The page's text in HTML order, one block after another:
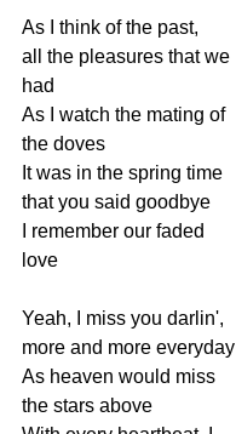
As think of the past,
all
the pleasures that we
had
As
watch the mating of
the doves
It was in the spring time
that you said goodbye
remember our faded
love
Yeah, miss you darlin',
more and more everyday
As heaven would miss
the stars above